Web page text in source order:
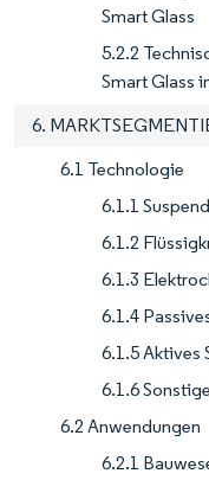
Smart Glass
5.2.2
Smart Glass
6.
6.1 Technologie
6.1.1
6.1.2
6.1.3
6.1.4
6.1.5 Aktives
6.1.6 Sonstige
6.2 Anwendungen
6.2.1